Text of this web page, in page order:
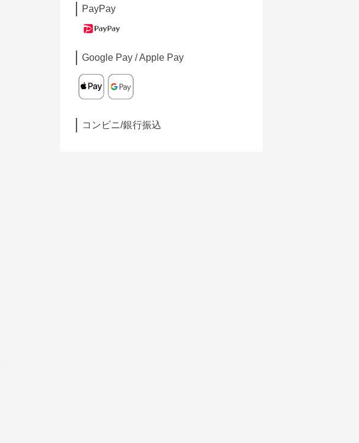
PayPay
Google Pay / Apple Pay
コンビニ/銀行振込